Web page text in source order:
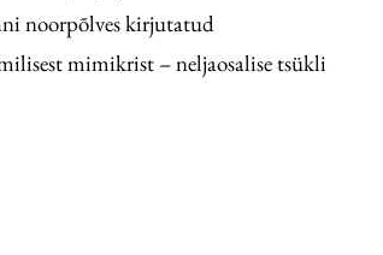
noorpõlves kirjutatud
mimikrist – neljaosalise tsükli